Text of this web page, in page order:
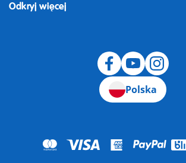
Odstąpienie od umowy
Odkryj więcej
Polska